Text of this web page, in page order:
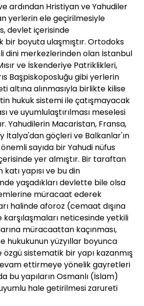
ardından Hristiyan ve Yahudiler
yerlerin ele geçirilmesiyle
devlet içerisinde
bir boyuta ulaşmıştır. Ortodoks
dini merkezlerinden olan İstanbul
ve İskenderiye Patriklikleri,
Başpiskoposluğu gibi yerlerin
altına alınmasıyla birlikte kilise
hukuk sistemi ile çatışmayacak
ve uyumlulaştırılması meselesi
Yahudilerin Macaristan, Fransa,
İtalya'dan göçleri ve Balkanlar'ın
sayıda bir Yahudi nüfus
yer almıştır. Bir taraftan
yapısı ve bu din
yaşadıkları devlette bile olsa
müracaat ederek
halinde aforoz (cemaat dışına
neticesinde yetkili
müracaattan kaçınması,
hukukunun yüzyıllar boyunca
sistematik bir yapı kazanmış
ettirmeye yönelik gayretleri
bu yapıların Osmanlı (İslam)
hale getirilmesi zarureti